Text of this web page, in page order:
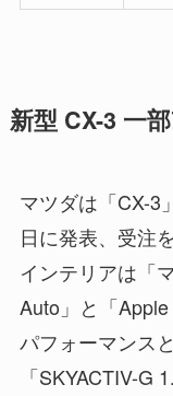
新型 CX-3 一
マツダは「CX-3
日に発表、受注
インテリアは「
Auto」と「
パフォーマンス
「SKYACTIV-G